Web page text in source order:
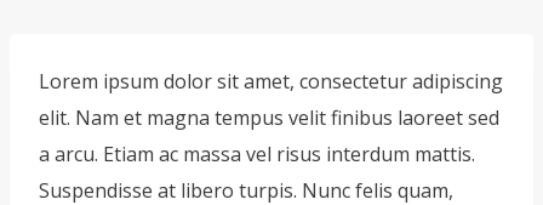
Lorem ipsum dolor sit amet, consectetur adipiscing
elit. Nam et magna tempus velit finibus laoreet sed
a arcu. Etiam ac massa vel risus interdum mattis.
Suspendisse at libero turpis. Nunc felis quam,